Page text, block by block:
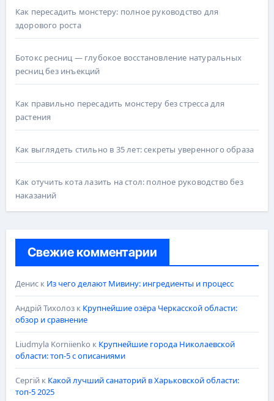
Как пересадить монстеру: полное руководство для
здорового роста
Ботокс ресниц — глубокое восстановление натуральных
ресниц без инъекций
Как правильно пересадить монстеру без стресса для
растения
Как выглядеть стильно в 35 лет: секреты уверенного образа
Как отучить кота лазить на стол: полное руководство без
наказаний
Свежие комментарии
Дениск Из чего делают Мивину: ингредиенты и процесс
Андрій Тихолозк Крупнейшие озёра Черкасской области:
обзор и сравнение
Liudmyla Korniienko к Крупнейшие города Николаевской
области: топ-5 с описаниями
Сергійк Какой лучший санаторий в Харьковской области:
топ-5 2025